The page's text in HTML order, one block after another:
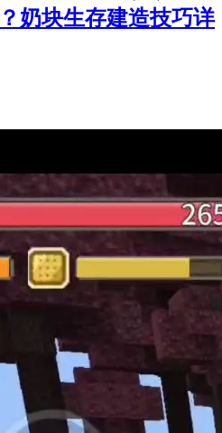
奶块生存建造技巧详